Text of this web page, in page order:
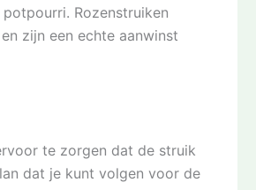
Rozenstruiken
zijn een echte aanwinst
te zorgen dat de struik
dat je kunt volgen voor de